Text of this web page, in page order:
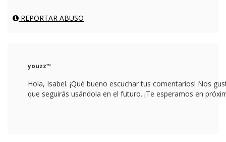
REPORTAR ABUSO
youzz™
Hola, Isabel. ¡Qué bueno escuchar tus comentarios! Nos
que seguirás usándola en el futuro. ¡Te esperamos en